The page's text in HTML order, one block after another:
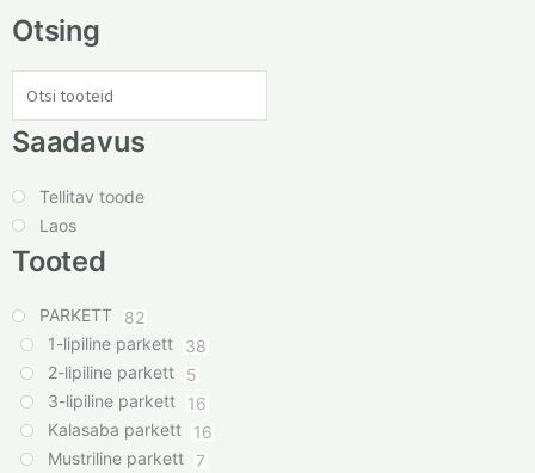
Otsing
Saadavus
Tellitav toode
Laos
Tooted
PARKETT
82
1-lipiline parkett
38
2-lipiline parkett
5
3-lipiline parkett
16
Kalasaba parkett
16
Mustriline parkett 7